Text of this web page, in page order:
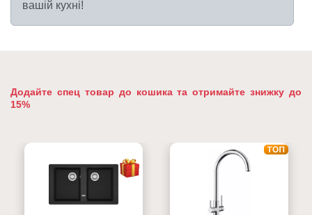
вашій кухні!
Додайте спец товар до кошика та отримайте знижку до
15%